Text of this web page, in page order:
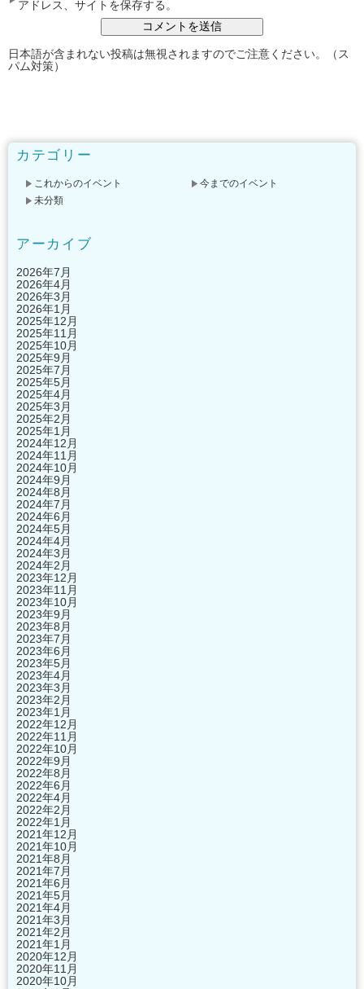
アドレス、サイトを保存する。
日本語が含まれない投稿は無視されますのでご注意ください。（ス
パム対策）
カテゴリー
これからのイベント
今までのイベント
未分類
アーカイブ
2026年7月
2026年4月
2026年3月
2026年1月
2025年12月
2025年11月
2025年10月
2025年9月
2025年7月
2025年5月
2025年4月
2025年3月
2025年2月
2025年1月
2024年12月
2024年11月
2024年10月
2024年9月
2024年8月
2024年7月
2024年6月
2024年5月
2024年4月
2024年3月
2024年2月
2023年12月
2023年11月
2023年10月
2023年9月
2023年8月
2023年7月
2023年6月
2023年5月
2023年4月
2023年3月
2023年2月
2023年1月
2022年12月
2022年11月
2022年10月
2022年9月
2022年8月
2022年6月
2022年4月
2022年2月
2022年1月
2021年12月
2021年10月
2021年8月
2021年7月
2021年6月
2021年5月
2021年4月
2021年3月
2021年2月
2021年1月
2020年12月
2020年11月
2020年10月